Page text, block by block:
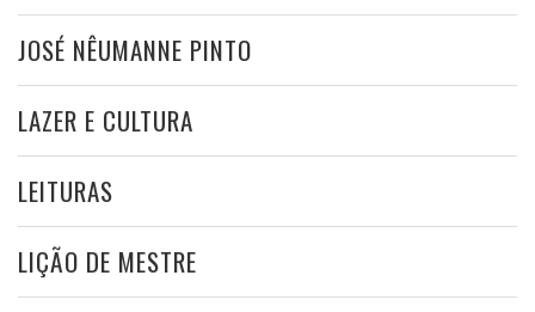
JOSÉ NÊUMANNE PINTO
LAZER E CULTURA
LEITURAS
LIÇÃO DE MESTRE